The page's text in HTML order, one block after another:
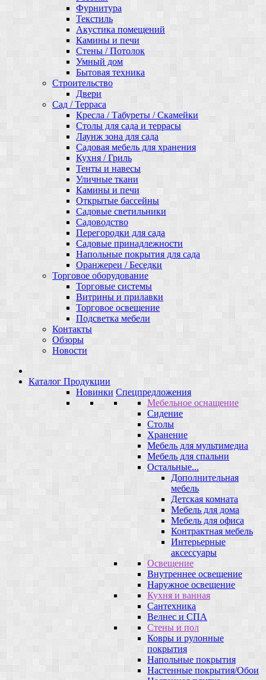
Фурнитура
Текстиль
Акустика помещений
Камины и печи
Стены / Потолок
Умный дом
Бытовая техника
Строительство
Двери
Сад / Терраса
Кресла / Табуреты / Скамейки
Столы для сада и террасы
Лаунж зона для сада
Садовая мебель для хранения
Кухня / Гриль
Тенты и навесы
Уличные ткани
Камины и печи
Открытые бассейны
Садовые светильники
Садоводство
Перегородки для сада
Садовые принадлежности
Напольные покрытия для сада
Оранжереи / Беседки
Торговое оборудование
Торговые системы
Витрины и прилавки
Торговое освещение
Подсветка мебели
Контакты
Обзоры
Новости
Каталог Продукции
Новинки Спецпредложения
Мебельное оснащение
Сидение
Столы
Хранение
Мебель для мультимедиа
Мебель для спальни
Остальные...
Дополнительная
мебель
Детская комната
Мебель для дома
Мебель для офиса
Контрактная мебель
Интерьерные
аксессуары
Освещение
Внутреннее освещение
Наружное освещение
Кухня и ванная
Сантехника
Велнес и СПА
Стены и пол
Ковры и рулонные
покрытия
Напольные покрытия
Настенные покрытия/Обои